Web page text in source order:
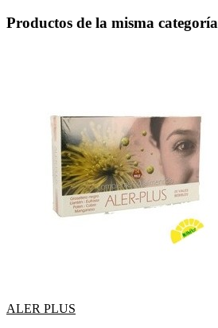
Productos de la misma categoría
ALER PLUS